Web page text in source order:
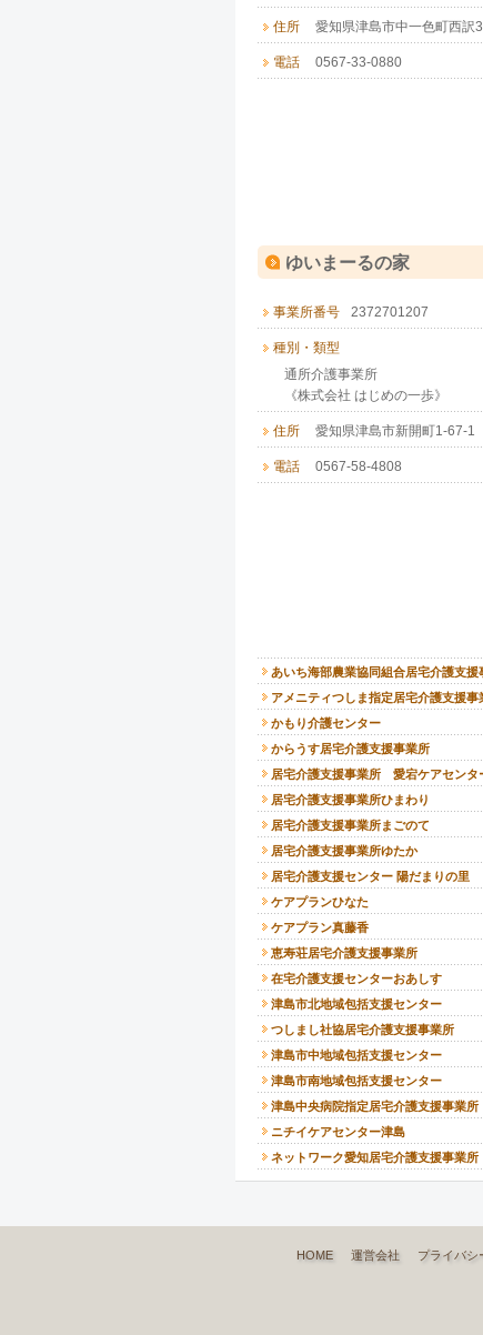
住所 愛知県津島市中一色町西訳
電話 0567-33-0880
ゆいまーるの家
事業所番号 2372701207
種別・類型
通所介護事業所
《株式会社 はじめの一歩》
住所 愛知県津島市新開町1-67-1
電話 0567-58-4808
あいち海部農業協同組合居宅介護支援
アメニティつしま指定居宅介護支援事
かもり介護センター
からうす居宅介護支援事業所
居宅介護支援事業所 愛宕ケアセン
居宅介護支援事業所ひまわり
居宅介護支援事業所まごのて
居宅介護支援事業所ゆたか
居宅介護支援センター 陽だまりの里
ケアプランひなた
ケアプラン真藤香
恵寿荘居宅介護支援事業所
在宅介護支援センターおあしす
津島市北地域包括支援センター
つしまし社協居宅介護支援事業所
津島市中地域包括支援センター
津島市南地域包括支援センター
津島中央病院指定居宅介護支援事業所
ニチイケアセンター津島
ネットワーク愛知居宅介護支援事業所
HOME 運営会社 プライバシ